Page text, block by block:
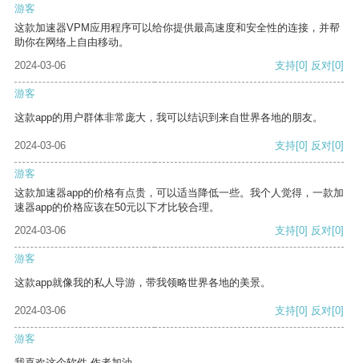
游客
这款加速器VPM应用程序可以给你提供最高速度和安全性的连接，并帮
助你在网络上自由移动。
2024-03-06
支持[0] 反对[0]
游客
这款app的用户群体非常庞大，我可以结识到来自世界各地的朋友。
2024-03-06 支持[0] 反对[0]
游客
这款加速器app的价格有点贵，可以适当降低一些。我个人觉得，一款加
速器app的价格应该在50元以下才比较合理。
2024-03-06
支持[0] 反对[0]
游客
这款app就像我的私人导游，带我领略世界各地的美景。
2024-03-06 支持[0] 反对[0]
游客